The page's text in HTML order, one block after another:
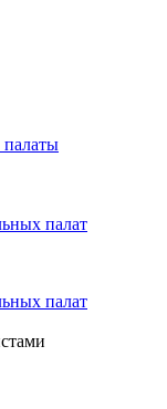
палаты
палат
палат